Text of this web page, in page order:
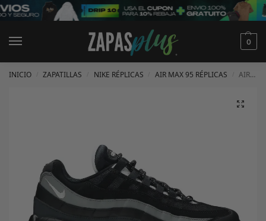
0
INICIO ZAPATILLAS NIKE RÉPLICAS AIR MAX 95 RÉPLICAS AIR MAX 95 ‘BLACK SMOKE GREY’